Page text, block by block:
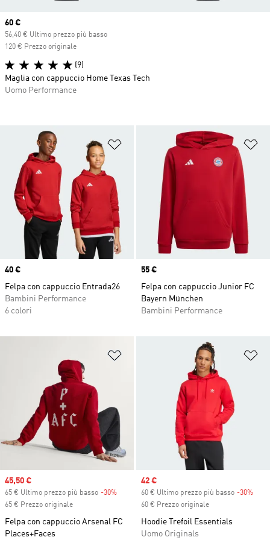
Aggiungi alla lista dei desideri
Price
40 €
Felpa con cappuccio Entrada26
Bambini Performance
6 colori
Price
55 €
Felpa con cappuccio Junior FC
Bayern München
Bambini Performance
Aggiungi alla lista dei desideri
Sale price
45,50 €
65 € Ultimo prezzo più basso -30% Discount
65 € Prezzo originale
Felpa con cappuccio Arsenal FC
Places+Faces
Sale price
42 €
60 € Ultimo prezzo più basso -30%
60 € Prezzo originale
Hoodie Trefoil Essentials
Uomo Originals
Current price
60 €
56,40 € Ultimo prezzo più basso
120 € Prezzo originale
(9)
Maglia con cappuccio Home Texas Tech
Uomo Performance